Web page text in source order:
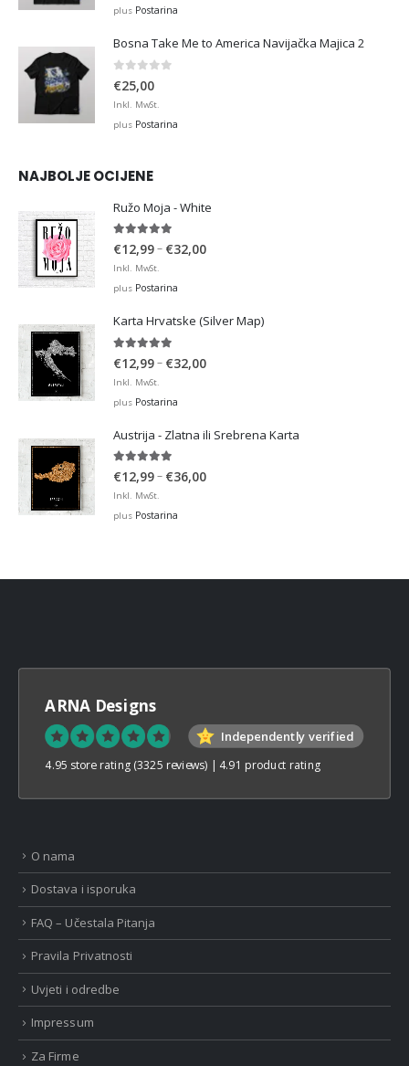
plus Postarina
Bosna Take Me to America Navijačka Majica 2
€25,00
Inkl. MwSt.
plus Postarina
NAJBOLJE OCIJENE
Ružo Moja - White
5.00out of 5
€12,99– €32,00Price
€32,00
Inkl. MwSt.
plus Postarina
Karta Hrvatske (Silver Map)
5.00out of 5
€12,99– €32,00Price
€32,00
Inkl. MwSt.
plus Postarina
Austrija - Zlatna ili Srebrena Karta
5.00out of 5
€12,99– €36,00Price
Inkl. MwSt.
plus Postarina
ARNA Designs
Independently verified
4.95 store rating (3325 reviews) | 4.91 product rating
O nama
Dostava i isporuka
FAQ – Učestala Pitanja
Pravila Privatnosti
Uvjeti i odredbe
Impressum
Za Firme